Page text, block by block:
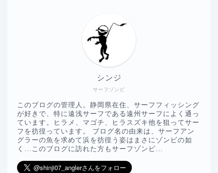
サーフゾンビ
シンジ
このブログの管理人。静岡県在住、サーフフィッシング
が好きで、特に遠浅サーフである遠州サーフによく通っ
ています。ヒラメ、マゴチ、ヒラスズキ他を狙ってサー
フを彷徨っています。 ブログ名の由来は、サーフアン
グラーの魚を求めて浜を彷徨う姿はまさにゾンビの如
く...このブログに訪れた方もサーフゾンビ...